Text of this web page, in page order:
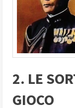
2. LE
GIOCO